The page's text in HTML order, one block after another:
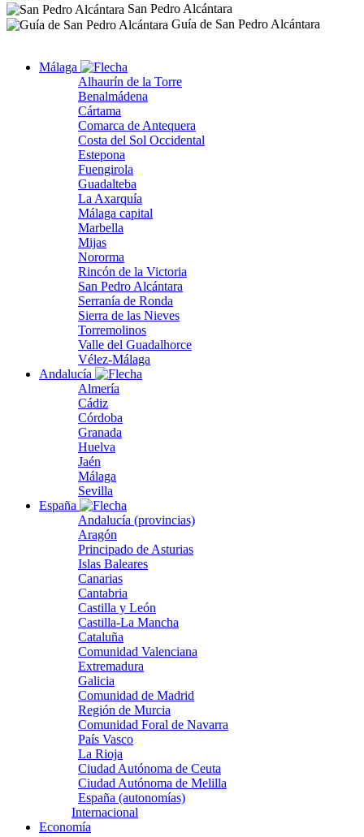
San Pedro Alcántara
Guía de San Pedro Alcántara
Málaga
Alhaurín de la Torre
Benalmádena
Cártama
Comarca de Antequera
Costa del Sol Occidental
Estepona
Fuengirola
Guadalteba
La Axarquía
Málaga capital
Marbella
Mijas
Nororma
Rincón de la Victoria
San Pedro Alcántara
Serranía de Ronda
Sierra de las Nieves
Torremolinos
Valle del Guadalhorce
Vélez-Málaga
Andalucía
Almería
Cádiz
Córdoba
Granada
Huelva
Jaén
Málaga
Sevilla
España
Andalucía (provincias)
Aragón
Principado de Asturias
Islas Baleares
Canarias
Cantabria
Castilla y León
Castilla-La Mancha
Cataluña
Comunidad Valenciana
Extremadura
Galicia
Comunidad de Madrid
Región de Murcia
Comunidad Foral de Navarra
País Vasco
La Rioja
Ciudad Autónoma de Ceuta
Ciudad Autónoma de Melilla
España (autonomías)
Internacional
Economía